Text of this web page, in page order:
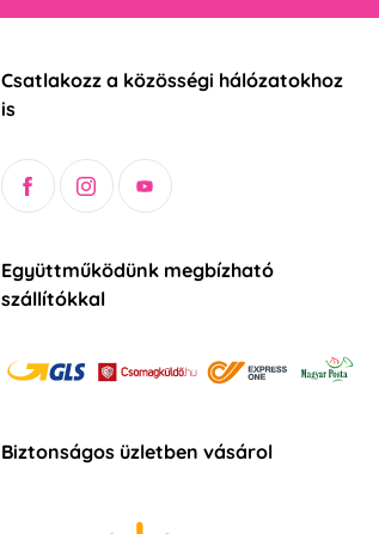
Csatlakozz a közösségi hálózatokhoz
is
Együttműködünk megbízható
szállítókkal
Biztonságos üzletben vásárol